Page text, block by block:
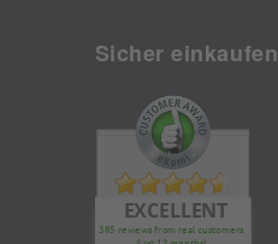
Sicher einkaufen
EXCELLENT
385 reviews from real customers